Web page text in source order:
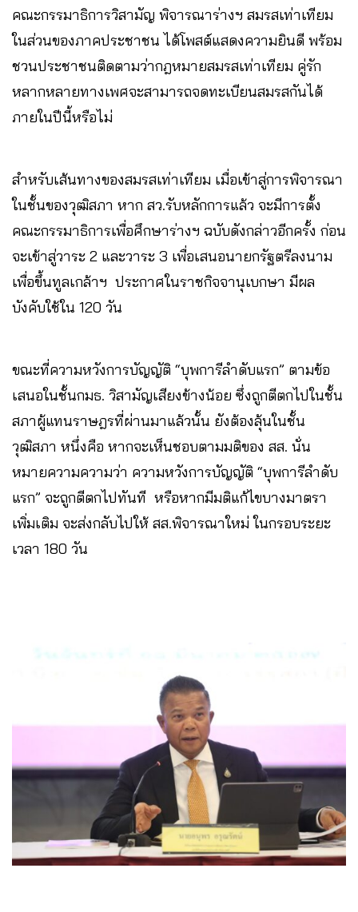
คณะกรรมาธิการวิสามัญ พิจารณาร่างฯ สมรสเท่าเทียม
ในส่วนของภาคประชาชน ได้โพสต์แสดงความยินดี พร้อม
ชวนประชาชนติดตามว่ากฎหมายสมรสเท่าเทียม คู่รัก
หลากหลายทางเพศจะสามารถจดทะเบียนสมรสกันได้
ภายในปีนี้หรือไม่
สำหรับเส้นทางของสมรสเท่าเทียม เมื่อเข้าสู่การพิจารณา
ในชั้นของวุฒิสภา หาก สว.รับหลักการแล้ว จะมีการตั้ง
คณะกรรมาธิการเพื่อศึกษาร่างฯ ฉบับดังกล่าวอีกครั้ง ก่อน
จะเข้าสู่วาระ 2 และวาระ 3 เพื่อเสนอนายกรัฐตรีลงนาม
เพื่อขึ้นทูลเกล้าฯ ประกาศในราชกิจจานุเบกษา มีผล
บังคับใช้ใน 120 วัน
ขณะที่ความหวังการบัญญัติ “บุพการีลำดับแรก” ตามข้อ
เสนอในชั้นกมธ. วิสามัญเสียงข้างน้อย ซึ่งถูกตีตกไปในชั้น
สภาผู้แทนราษฎรที่ผ่านมาแล้วนั้น ยังต้องลุ้นในชั้น
วุฒิสภา หนึ่งคือ หากจะเห็นชอบตามมติของ สส. นั่น
หมายความความว่า ความหวังการบัญญัติ “บุพการีลำดับ
แรก” จะถูกตีตกไปทันที หรือหากมีมติแก้ไขบางมาตรา
เพิ่มเติม จะส่งกลับไปให้ สส.พิจารณาใหม่ ในกรอบระยะ
เวลา 180 วัน